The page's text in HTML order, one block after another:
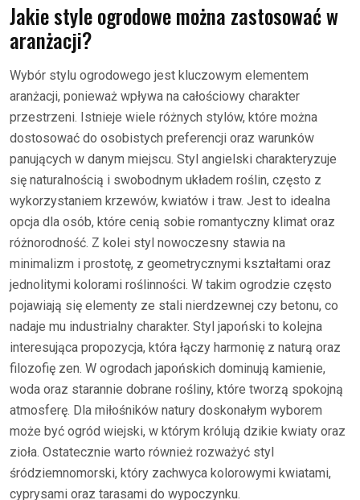
Jakie style ogrodowe można zastosować w
aranżacji?
Wybór stylu ogrodowego jest kluczowym elementem
aranżacji, ponieważ wpływa na całościowy charakter
przestrzeni. Istnieje wiele różnych stylów, które można
dostosować do osobistych preferencji oraz warunków
panujących w danym miejscu. Styl angielski charakteryzuje
się naturalnością i swobodnym układem roślin, często z
wykorzystaniem krzewów, kwiatów i traw. Jest to idealna
opcja dla osób, które cenią sobie romantyczny klimat oraz
różnorodność. Z kolei styl nowoczesny stawia na
minimalizm i prostotę, z geometrycznymi kształtami oraz
jednolitymi kolorami roślinności. W takim ogrodzie często
pojawiają się elementy ze stali nierdzewnej czy betonu, co
nadaje mu industrialny charakter. Styl japoński to kolejna
interesująca propozycja, która łączy harmonię z naturą oraz
filozofię zen. W ogrodach japońskich dominują kamienie,
woda oraz starannie dobrane rośliny, które tworzą spokojną
atmosferę. Dla miłośników natury doskonałym wyborem
może być ogród wiejski, w którym królują dzikie kwiaty oraz
zioła. Ostatecznie warto również rozważyć styl
śródziemnomorski, który zachwyca kolorowymi kwiatami,
cyprysami oraz tarasami do wypoczynku.